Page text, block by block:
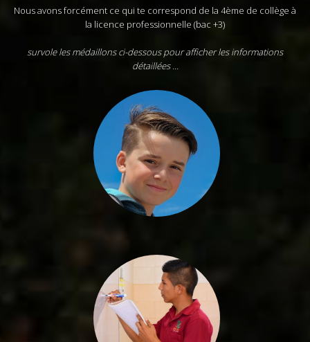
Nous avons forcément ce qui te correspond de la 4ème de collège à
la licence professionnelle (bac +3)
survole les médaillons ci-dessous pour afficher les informations
détaillées ...
COLLEGE
4ème - 3ème de
VOIE SCOLAIRE
générale, technologique, ou
professionnelle